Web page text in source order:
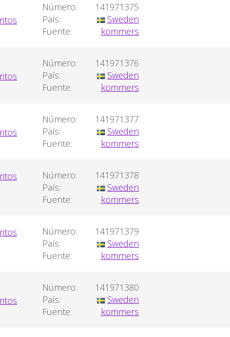
Número:
141971375
País:
Sweden
Fuente:
kommers
Número:
141971376
País:
Sweden
Fuente:
kommers
Número:
141971377
País:
Sweden
Fuente:
kommers
Número:
141971378
País:
Sweden
Fuente:
kommers
Número:
141971379
País:
Sweden
Fuente:
kommers
Número:
141971380
País:
Sweden
Fuente:
kommers